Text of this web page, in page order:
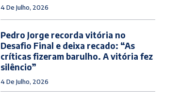
4 De Julho, 2026
Pedro Jorge recorda vitória no
Desafio Final e deixa recado: “As
críticas fizeram barulho. A vitória fez
silêncio”
4 De Julho, 2026